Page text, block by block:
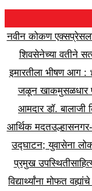
नवीन कोकण एक्सप्रेसला
शिवसेनेच्या वतीने
इमारतीला भीषण आग
जळून खाकमुसळधार
आमदार डॉ. बालाजी
आर्थिक मदत
उद्घाटन; युवासेना
प्रमुख उपस्थिती
विद्यार्थ्यांना मोफत